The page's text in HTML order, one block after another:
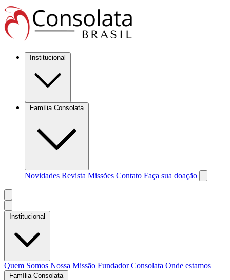
Institucional
Família Consolata
Novidades Revista Missões Contato Faça sua doação
Institucional
Quem Somos Nossa Missão FundadorConsolata Onde estamos
Família Consolata